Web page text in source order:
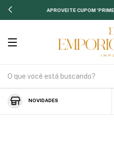
APROVEITE CUPOM
NOVIDADES